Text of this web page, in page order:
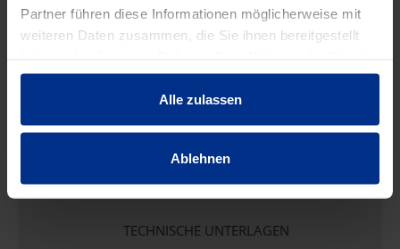
Partner führen diese Informationen möglicherweise mit
weiteren Daten zusammen, die Sie ihnen bereitgestellt
gesammelt haben.
Alle zulassen
Ablehnen
24,40 € ADA
EIGENSCHAFTEN
TECHNISCHE UNTERLAGEN